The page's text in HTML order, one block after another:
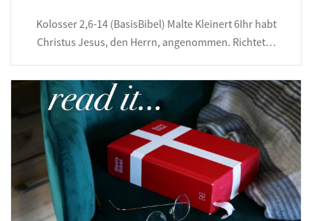
Kolosser 2,6-14 (BasisBibel) Malte Kleinert 6Ihr habt
Christus Jesus, den Herrn, angenommen. Richtet…